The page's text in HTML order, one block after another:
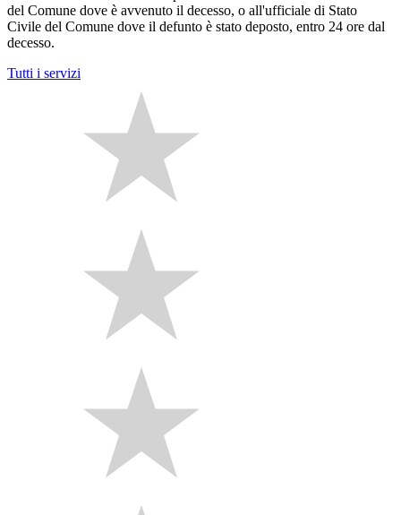
del Comune dove è avvenuto il decesso, o all'ufficiale di Stato
Civile del Comune dove il defunto è stato deposto, entro 24 ore dal
decesso.
Tutti i servizi